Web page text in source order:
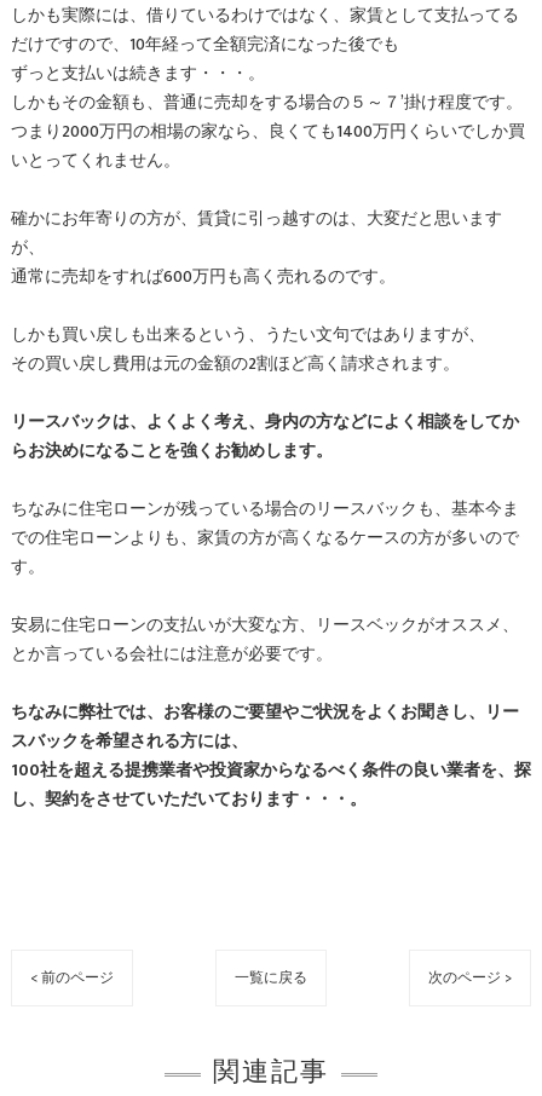
しかも実際には、借りているわけではなく、家賃として支払ってる
だけですので、10年経って全額完済になった後でも
ずっと支払いは続きます・・・。
しかもその金額も、普通に売却をする場合の５～７’掛け程度です。
つまり2000万円の相場の家なら、良くても1400万円くらいでしか買
いとってくれません。
確かにお年寄りの方が、賃貸に引っ越すのは、大変だと思います
が、
通常に売却をすれば600万円も高く売れるのです。
しかも買い戻しも出来るという、うたい文句ではありますが、
その買い戻し費用は元の金額の2割ほど高く請求されます。
リースバックは、よくよく考え、身内の方などによく相談をしてか
らお決めになることを強くお勧めします。
ちなみに住宅ローンが残っている場合のリースバックも、基本今ま
での住宅ローンよりも、家賃の方が高くなるケースの方が多いので
す。
安易に住宅ローンの支払いが大変な方、リースベックがオススメ、
とか言っている会社には注意が必要です。
ちなみに弊社では、お客様のご要望やご状況をよくお聞きし、リー
スバックを希望される方には、
100社を超える提携業者や投資家からなるべく条件の良い業者を、探
し、契約をさせていただいております・・・。
< 前のページ 一覧に戻る 次のページ >
関連記事